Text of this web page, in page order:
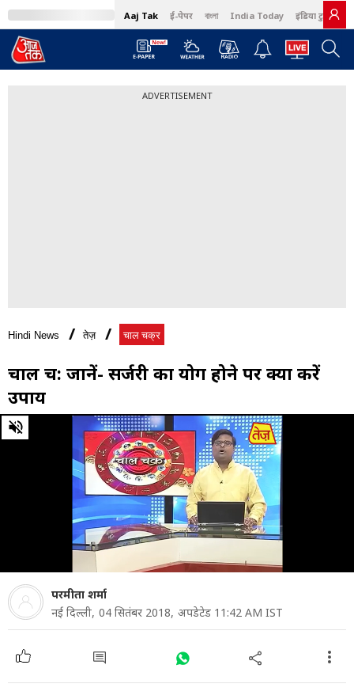
Aaj Tak ई-पेपर বাংলা India Today इंडिया टुडे हिंदी
ADVERTISEMENT
Hindi News तेज़ चाल चक्र
चाल चक्र: जानें- सर्जरी का योग होने पर क्या करें
उपाय
0
of
परमीता शर्मा
नई दिल्ली, 04 सितंबर 2018, अपडेटेड 11:42 AM IST